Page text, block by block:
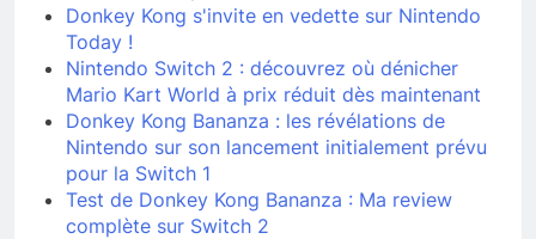
Donkey Kong s'invite en vedette sur Nintendo
Today !
Nintendo Switch 2 : découvrez où dénicher
Mario Kart World à prix réduit dès maintenant
Donkey Kong Bananza : les révélations de
Nintendo sur son lancement initialement prévu
pour la Switch 1
Test de Donkey Kong Bananza : Ma review
complète sur Switch 2